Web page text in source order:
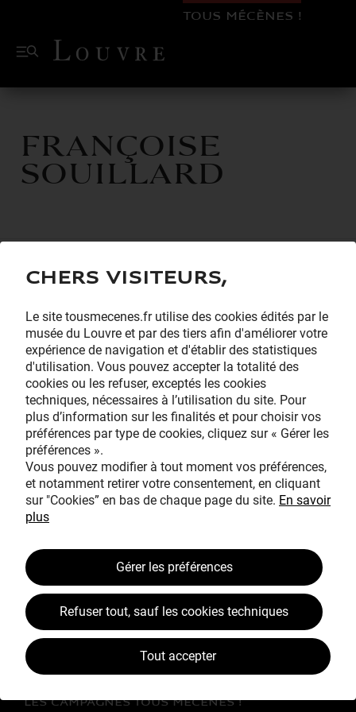
TOUS MÉCÈNES !
Françoise
Souillard
Avec le mécénat
exceptionnel de
TOUS MÉCÈNES !
L’ŒUVRE À LA LOUPE
JEAN SIMEON CHARDIN
VOS CONTREPARTIES
ACTUALITÉS
LES CAMPAGNES TOUS MÉCÈNES !
Chers visiteurs,
Le site tousmecenes.fr utilise des cookies édités par le
musée du Louvre et par des tiers afin d'améliorer votre
expérience de navigation et d'établir des statistiques
d'utilisation. Vous pouvez accepter la totalité des
cookies ou les refuser, exceptés les cookies
techniques, nécessaires à l’utilisation du site. Pour
plus d’information sur les finalités et pour choisir vos
préférences par type de cookies, cliquez sur « Gérer les
préférences ».
Vous pouvez modifier à tout moment vos préférences,
et notamment retirer votre consentement, en cliquant
sur "Cookies” en bas de chaque page du site. En savoir
plus
Gérer les préférences
Refuser tout, sauf les cookies techniques
Tout accepter